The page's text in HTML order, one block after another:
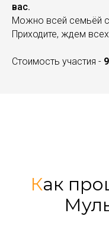
вас.
Можно всей семьёй
Приходите, ждем
Стоимость участия - 9
Как